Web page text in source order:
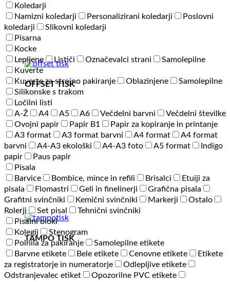
OFFSET TISK
TAMPO TISK
Koledarji
Namizni koledarji
Personalizirani koledarji
Poslovni
koledarji
Slikovni koledarji
Pisarna
Kocke
Lepljene
Lističi Označevalci strani
Samolepilne
Kuverte
Kuverte za strojno pakiranje
Oblazinjene
Samolepilne
Silikonske s trakom
Ločilni listi
A-Ž
A4 A5 A6 Večdelni barvni
Večdelni številke
Ovojni papir
Papir B1
Papir za kopiranje in printanje
A3 format
A3 format barvni A4 format
A4 format
barvni
A4-A3 ekološki A4-A3 foto A5 format
Indigo
papir
Paus papir
Pisala
Barvice
Bombice, mince in refili Brisalci
Etuiji za
pisala
Flomastri Geli in finelinerji
Grafična pisala
Grafitni svinčniki
Kemični svinčniki Markerji
Ostalo
Rolerji
Set pisal
Tehnični svinčniki
Pisalni bloki
Kolegij
Stenogram
Polnila za pakiranje
Samolepilne etikete
Barvne etikete
Bele etikete Cenovne etikete
Etikete
za registratorje in numeratorje
Odlepljive etikete
Odstranjevalec etiket
Opozorilne PVC etikete